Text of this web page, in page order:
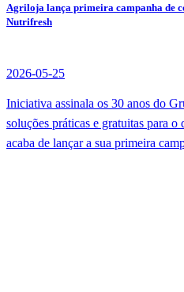
Agriloja lança primeira campanha de
Nutrifresh
2026-05-25
Iniciativa assinala os 30 anos do
soluções práticas e gratuitas para
acaba de lançar a sua primeira